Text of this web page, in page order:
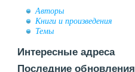
Авторы
Книги и произведения
Темы
Интересные адреса
Последние обновления